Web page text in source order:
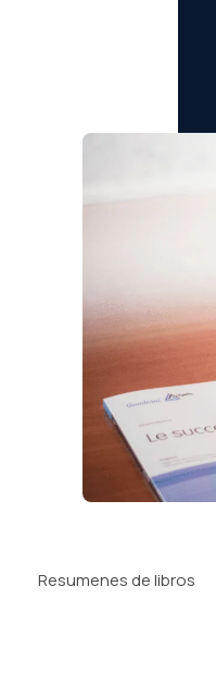
Resumenes de libros